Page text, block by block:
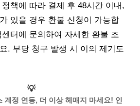
책에 따라 결제 후 48시간 이내,
있을 경우 환불 신청이 가능합
터에 문의하여 자세한 환불 조
. 부당 청구 발생 시 이의 제기도
💡
계정 연동, 더 이상 헤매지 마세요! 인